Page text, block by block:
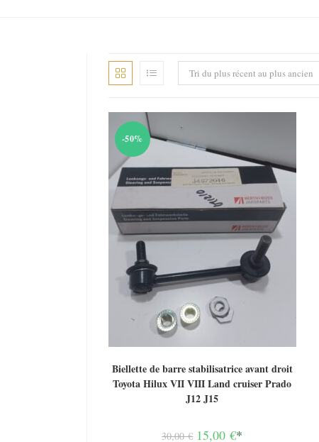
Tri du plus récent au plus ancien
-50%
Biellette de barre stabilisatrice avant droit
Toyota Hilux VII VIII Land cruiser Prado
J12 J15
30,00€ Le
15,00€*